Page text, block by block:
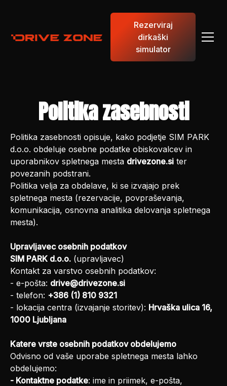
Rezerviraj
dirkaški
simulator
Politika zasebnosti
Politika zasebnosti opisuje, kako podjetje SIM PARK
d.o.o. obdeluje osebne podatke obiskovalcev in
uporabnikov spletnega mesta drivezone.si ter
povezanih podstrani.
Politika velja za obdelave, ki se izvajajo prek
spletnega mesta (rezervacije, povpraševanja,
komunikacija, osnovna analitika delovanja spletnega
mesta).
Upravljavec osebnih podatkov
SIM PARK d.o.o. (upravljavec)
Kontakt za varstvo osebnih podatkov:
- e-pošta: drive@drivezone.si
- telefon: +386 (1) 810 9321
- lokacija centra (izvajanje storitev): Hrvaška ulica 16,
1000 Ljubljana
Katere vrste osebnih podatkov obdelujemo
Odvisno od vaše uporabe spletnega mesta lahko
obdelujemo:
- Kontaktne podatke: ime in priimek, e-pošta,